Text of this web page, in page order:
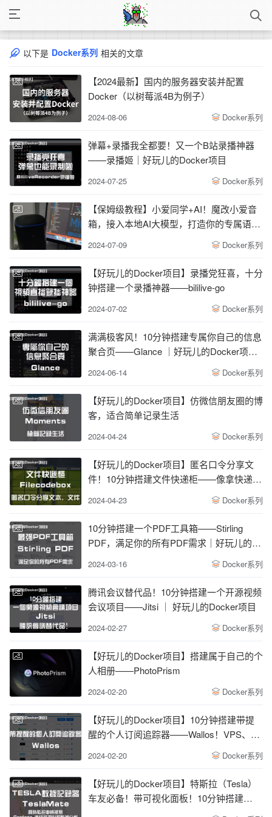
以下是 Docker系列 相关的文章
【2024最新】国内的服务器安装并配置
Docker（以树莓派4B为例子）
2024-08-06 Docker系列
弹幕+录播我全都要！又一个B站录播神器
——录播姬｜好玩儿的Docker项目
2024-07-25 Docker系列
【保姆级教程】小爱同学+AI！魔改小爱音
箱，接入本地AI大模型，打造你的专属语音
2024-07-09 Docker系列
【好玩儿的Docker项目】录播党狂喜，十分
钟搭建一个录播神器——bililive-go
2024-07-02 Docker系列
满满极客风！10分钟搭建专属你自己的信息
聚合页——Glance ｜好玩儿的Docker项目
2024-06-14 Docker系列
【好玩儿的Docker项目】仿微信朋友圈的博
客，适合简单记录生活
2024-04-24 Docker系列
【好玩儿的Docker项目】匿名口令分享文
件！10分钟搭建文件快递柜——像拿快递一
2024-04-23 Docker系列
10分钟搭建一个PDF工具箱——Stirling
PDF，满足你的所有PDF需求｜好玩儿的
2024-03-16 Docker系列
腾讯会议替代品！10分钟搭建一个开源视频
会议项目——Jitsi ｜ 好玩儿的Docker项目
2024-02-27 Docker系列
【好玩儿的Docker项目】搭建属于自己的个
人相册——PhotoPrism
2024-02-20 Docker系列
【好玩儿的Docker项目】10分钟搭建带提
醒的个人订阅追踪器——Wallos！VPS、云
服务续费时间，续费金额，一目了然！
2024-02-20 Docker系列
【好玩儿的Docker项目】特斯拉（Tesla）
车友必备！带可视化面板！10分钟搭建
TeslaMate——一个强大的特斯拉数据记录